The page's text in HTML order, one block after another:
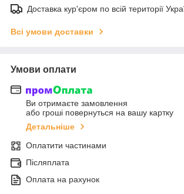
Доставка кур'єром по всій території
Всі умови доставки
Умови оплати
Ви отримаєте замовлення
або гроші повернуться на вашу картку
Детальніше
Оплатити частинами
Післяплата
Оплата на рахунок